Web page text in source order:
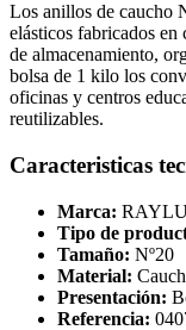
Los anillos de caucho
elásticos fabricados en
de almacenamiento,
bolsa de 1 kilo los
oficinas y centros
reutilizables.
Caracteristicas
Marca:
Tipo de
Tamaño: Nº20
Material:
Presentación:
Referencia: